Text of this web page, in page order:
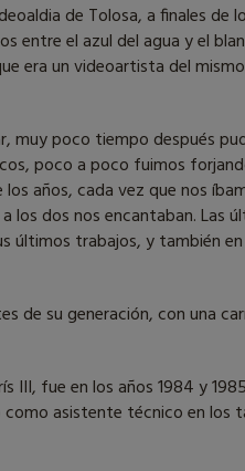
de Tolosa, a finales de
entre el azul del agua y el
era un videoartista del
muy poco tiempo después
poco a poco fuimos
años, cada vez que nos
dos nos encantaban. Las
últimos trabajos, y también
de su generación, con una
III, fue en los años 1984 y
asistente técnico en los